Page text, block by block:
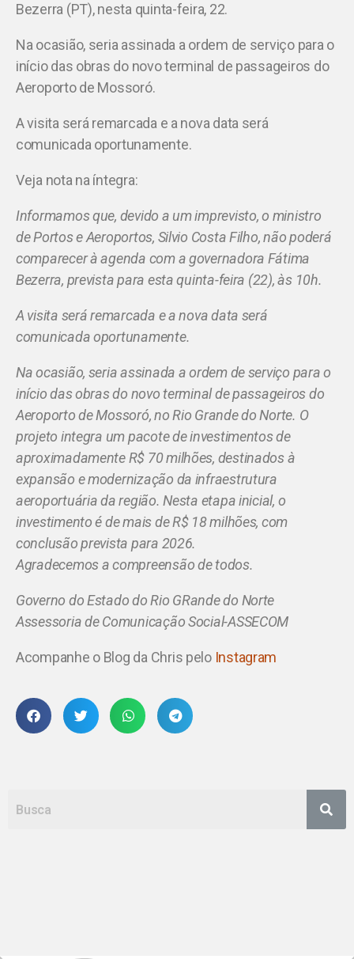
Bezerra (PT), nesta quinta-feira, 22.
Na ocasião, seria assinada a ordem de serviço para o
início das obras do novo terminal de passageiros do
Aeroporto de Mossoró.
A visita será remarcada e a nova data será
comunicada oportunamente.
Veja nota na íntegra:
Informamos que, devido a um imprevisto, o ministro
de Portos e Aeroportos, Silvio Costa Filho, não poderá
comparecer à agenda com a governadora Fátima
Bezerra, prevista para esta quinta-feira (22), às 10h.
A visita será remarcada e a nova data será
comunicada oportunamente.
Na ocasião, seria assinada a ordem de serviço para o
início das obras do novo terminal de passageiros do
Aeroporto de Mossoró, no Rio Grande do Norte. O
projeto integra um pacote de investimentos de
aproximadamente R$ 70 milhões, destinados à
expansão e modernização da infraestrutura
aeroportuária da região. Nesta etapa inicial, o
investimento é de mais de R$ 18 milhões, com
conclusão prevista para 2026.
Agradecemos a compreensão de todos.
Governo do Estado do Rio GRande do Norte
Assessoria de Comunicação Social-ASSECOM
Acompanhe o Blog da Chris pelo Instagram